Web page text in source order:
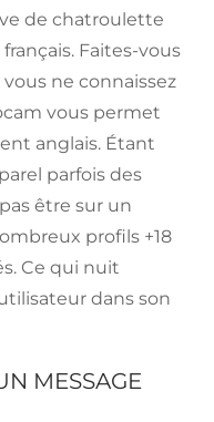
de chatroulette
Faites-vous
ne connaissez
vous permet
anglais. Étant
parfois des
être sur un
profils +18
Ce qui nuit
dans son
MESSAGE